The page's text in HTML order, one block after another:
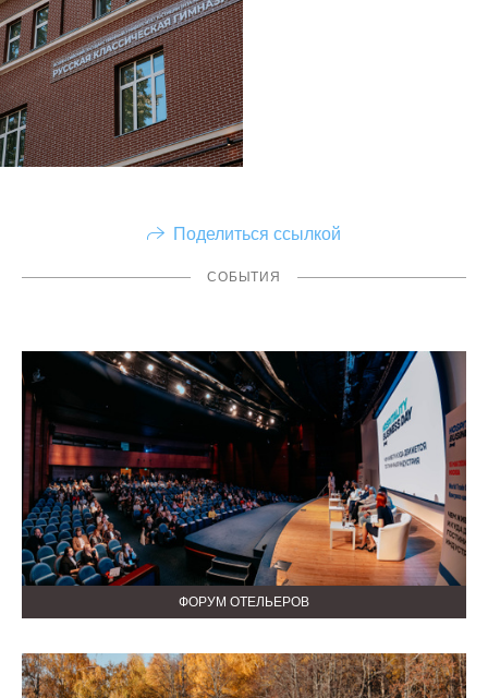
Поделиться ссылкой
СОБЫТИЯ
ФОРУМ ОТЕЛЬЕРОВ